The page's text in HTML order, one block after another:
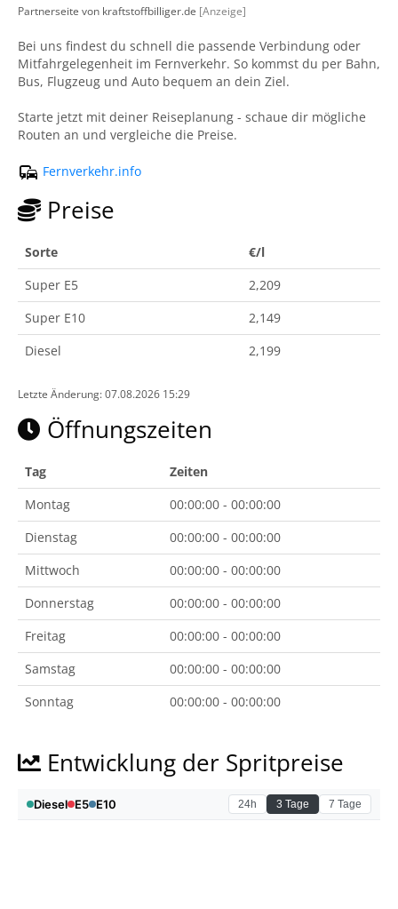
Partnerseite von kraftstoffbilliger.de [Anzeige]
Bei uns findest du schnell die passende Verbindung oder
Mitfahrgelegenheit im Fernverkehr. So kommst du per Bahn,
Bus, Flugzeug und Auto bequem an dein Ziel.
Starte jetzt mit deiner Reiseplanung - schaue dir mögliche
Routen an und vergleiche die Preise.
Fernverkehr.info
Preise
Sorte
€/l
Super E5
2,209
Super E10
2,149
Diesel
2,199
Letzte Änderung: 07.08.2026 15:29
Öffnungszeiten
Tag
Zeiten
Montag
00:00:00 - 00:00:00
Dienstag
00:00:00 - 00:00:00
Mittwoch
00:00:00 - 00:00:00
Donnerstag
00:00:00 - 00:00:00
Freitag
00:00:00 - 00:00:00
Samstag
00:00:00 - 00:00:00
Sonntag
00:00:00 - 00:00:00
Entwicklung der Spritpreise